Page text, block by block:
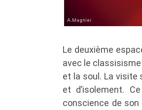
Le deuxième
avec le
et la soul. La visite
et d’isolement.
conscience de son